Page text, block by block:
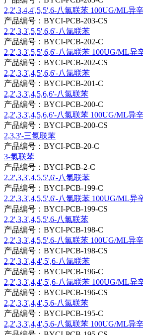
2,2',3,4,4',5,5',6-八氯联苯 100UG/ML异
产品编号：BYCI-PCB-203-CS
2,2',3,3',5,5',6,6'-八氯联苯
产品编号：BYCI-PCB-202-C
2,2',3,3',5,5',6,6'-八氯联苯 100UG/ML异
产品编号：BYCI-PCB-202-CS
2,2',3,3',4,5',6,6'-八氯联苯
产品编号：BYCI-PCB-201-C
2,2',3,3',4,5,6,6'-八氯联苯
产品编号：BYCI-PCB-200-C
2,2',3,3',4,5,6,6'-八氯联苯 100UG/ML异
产品编号：BYCI-PCB-200-CS
2,3,3'-三氯联苯
产品编号：BYCI-PCB-20-C
3-氯联苯
产品编号：BYCI-PCB-2-C
2,2',3,3',4,5,5',6'-八氯联苯
产品编号：BYCI-PCB-199-C
2,2',3,3',4,5,5',6'-八氯联苯 100UG/ML异
产品编号：BYCI-PCB-199-CS
2,2',3,3',4,5,5',6-八氯联苯
产品编号：BYCI-PCB-198-C
2,2',3,3',4,5,5',6-八氯联苯 100UG/ML异
产品编号：BYCI-PCB-198-CS
2,2',3,3',4,4',5',6-八氯联苯
产品编号：BYCI-PCB-196-C
2,2',3,3',4,4',5',6-八氯联苯 100UG/ML异
产品编号：BYCI-PCB-196-CS
2,2',3,3',4,4',5,6-八氯联苯
产品编号：BYCI-PCB-195-C
2,2',3,3',4,4',5,6-八氯联苯 100UG/ML异